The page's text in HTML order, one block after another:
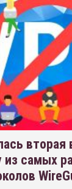
вторая
из самых